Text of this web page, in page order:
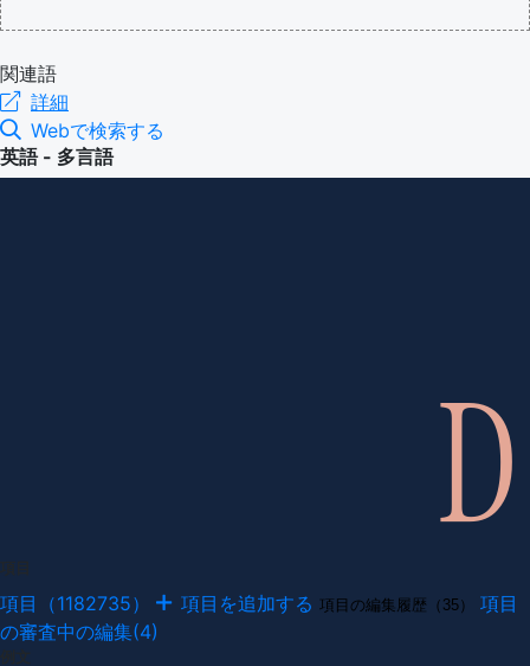
関連語
詳細
Webで検索する
英語 - 多言語
項目（1182735） 項目を追加する 項目の編集履歴（35）
項目
の審査中の編集(4)